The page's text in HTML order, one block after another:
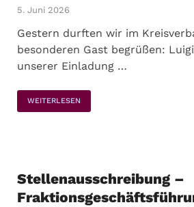
5. Juni 2026
Gestern durften wir im
besonderen Gast begrüßen:
unserer Einladung …
WEITERLESEN
Stellenausschreibung –